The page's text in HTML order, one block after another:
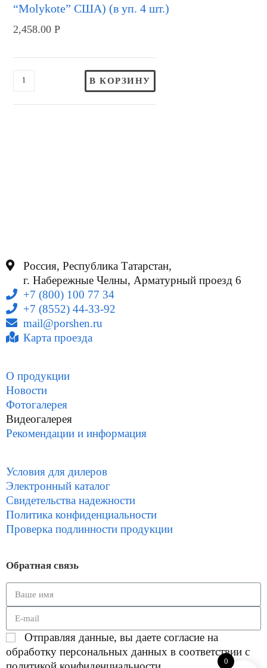
“Molykote” США) (в уп. 4 шт.)
2,458.00Р
В КОРЗИНУ
Россия, Республика Татарстан,
г. Набережные Челны, Арматурный проезд 6
+7 (800) 100 77 34
+7 (8552) 44-33-92
mail@porshen.ru
Карта проезда
О продукции
Новости
Фотогалерея
Видеогалерея
Рекомендации и информация
Условия для дилеров
Электронный каталог
Свидетельства надежности
Политика конфиденциальности
Проверка подлинности продукции
Обратная связь
Отправляя данные, вы даете согласие на
обработку персональных данных в соответствии с
0